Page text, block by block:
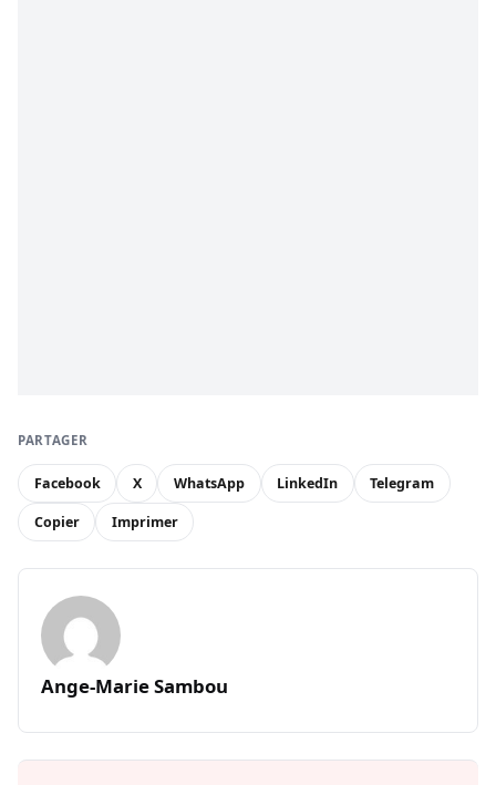
PARTAGER
Facebook X WhatsApp LinkedIn Telegram
Copier Imprimer
Ange-Marie Sambou